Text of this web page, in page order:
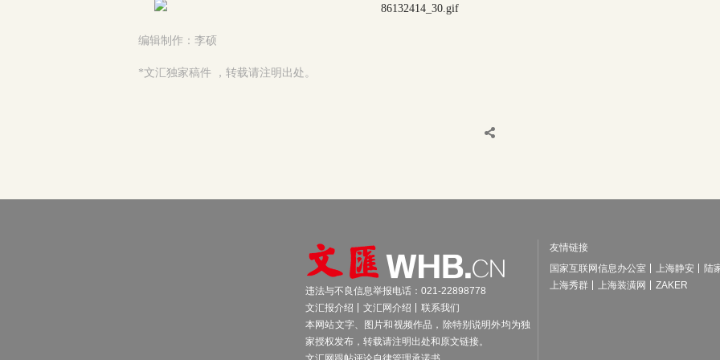
编辑制作：李硕
*文汇独家稿件 ，转载请注明出处。
违法与不良信息举报电话：021-22898778
文汇报介绍
文汇网介绍
联系我们
本网站文字、图片和视频作品，除特别说明外均为独
家授权发布，转载请注明出处和原文链接。
友情链接
国家互联网信息办公室
上海静安
陆
上海秀群
上海装潢网 ZAKER